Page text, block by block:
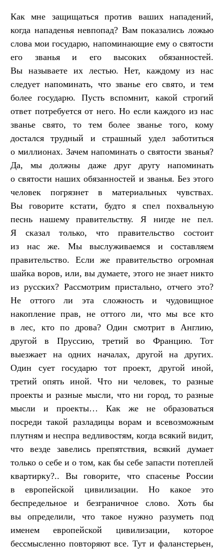
Как мне защищаться против ваших нападений,
когда нападенья невпопад? Вам показались ложью
слова мои государю, напоминающие ему о святости
его званья и его высоких обязанностей.
Вы называете их лестью. Нет, каждому из нас
следует напоминать, что званье его свято, и тем
более государю. Пусть вспомнит, какой строгий
ответ потребуется от него. Но если каждого из нас
званье свято, то тем более званье того, кому
достался трудный и страшный удел заботиться
о миллионах. Зачем напоминать о святости званья?
Да, мы должны даже друг другу напоминать
о святости наших обязанностей и званья. Без этого
человек погрязнет в материальных чувствах.
Вы говорите кстати, будто я спел похвальную
песнь нашему правительству. Я нигде не пел.
Я сказал только, что правительство состоит
из нас же. Мы выслуживаемся и составляем
правительство. Если же правительство огромная
шайка воров, или, вы думаете, этого не знает никто
из русских? Рассмотрим пристально, отчего это?
Не оттого ли эта сложность и чудовищное
накопление прав, не оттого ли, что мы все кто
в лес, кто по дрова? Один смотрит в Англию,
другой в Пруссию, третий во Францию. Тот
выезжает на одних началах, другой на других.
Один сует государю тот проект, другой иной,
третий опять иной. Что ни человек, то разные
проекты и разные мысли, что ни город, то разные
мысли и проекты… Как же не образоваться
посреди такой разладицы ворам и всевозможным
плутням и неспра ведливостям, когда всякий видит,
что везде завелись препятствия, всякий думает
только о себе и о том, как бы себе запасти потеплей
квартирку?.. Вы говорите, что спасенье России
в европейской цивилизации. Но какое это
беспредельное и безграничное слово. Хоть бы
вы определили, что такое нужно разуметь под
именем европейской цивилизации, которое
бессмысленно повторяют все. Тут и фаланстерьен,